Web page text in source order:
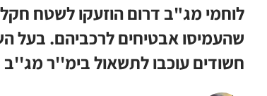
לוחמי מג"ב דרום הוזעקו לשטח
שהעמיסו אבטיחים לרכביהם.
חשודים עוכבו לתשאול בימ''ר מג''ב